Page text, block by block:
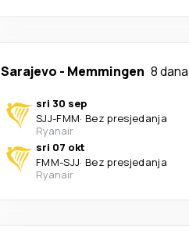
Sarajevo - Memmingen 8 dana
sri 30 sep
SJJ-FMM· Bez presjedanja
Ryanair
sri 07 okt
FMM-SJJ· Bez presjedanja
Ryanair